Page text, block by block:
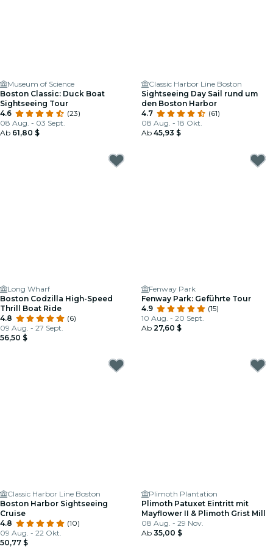
Museum of Science
Boston Classic: Duck Boat
Sightseeing Tour
4.6
(23)
08 Aug. - 03 Sept.
Ab 61,80 $
Classic Harbor Line Boston
Sightseeing Day Sail rund um
den Boston Harbor
4.7
(61)
08 Aug. - 18 Okt.
Ab 45,93 $
Long Wharf
Boston Codzilla High-Speed
Thrill Boat Ride
4.8
(6)
09 Aug. - 27 Sept.
56,50 $
Fenway Park
Fenway Park: Geführte Tour
4.9
(15)
10 Aug. - 20 Sept.
Ab 27,60 $
Classic Harbor Line Boston
Boston Harbor Sightseeing
Cruise
4.8
(10)
09 Aug. - 22 Okt.
50,77 $
Plimoth Plantation
Plimoth Patuxet Eintritt mit
Mayflower II & Plimoth Grist Mill
08 Aug. - 29 Nov.
Ab 35,00 $